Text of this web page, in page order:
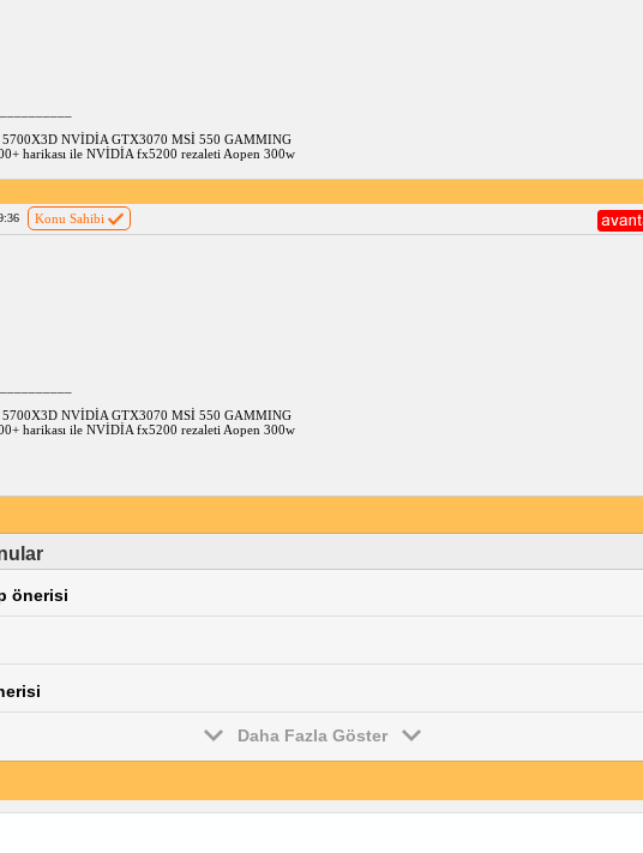
NVİDİA GTX3070 MSİ 550 GAMMING
harikası ile NVİDİA fx5200 rezaleti Aopen 300w
Konu Sahibi
NVİDİA GTX3070 MSİ 550 GAMMING
harikası ile NVİDİA fx5200 rezaleti Aopen 300w
önerisi
Daha Fazla Göster